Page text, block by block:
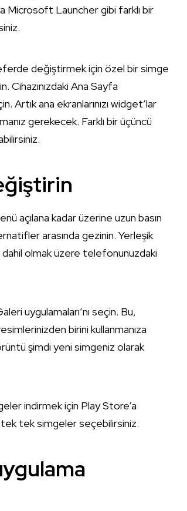
Microsoft Launcher gibi farklı bir
değiştirmek için özel bir simge
Cihazınızdaki Ana Sayfa
Artık ana ekranlarınızı widget’lar
gerekecek. Farklı bir üçüncü
açılana kadar üzerine uzun basın
arasında gezinin. Yerleşik
dahil olmak üzere telefonunuzdaki
uygulamaları’nı seçin. Bu,
birini kullanmanıza
şimdi yeni simgeniz olarak
indirmek için Play Store’a
tek simgeler seçebilirsiniz.